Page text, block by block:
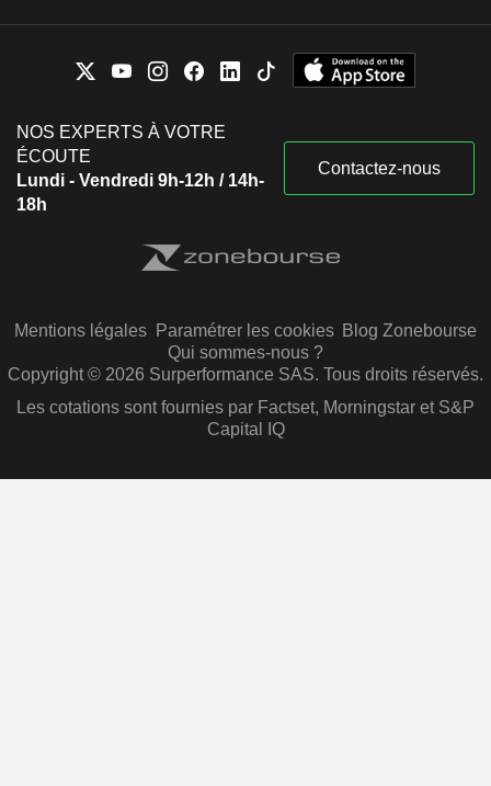
NOS EXPERTS À VOTRE
ÉCOUTE
Lundi - Vendredi 9h-12h / 14h-
18h
Contactez-nous
Mentions légales Paramétrer les cookies Blog Zonebourse
Qui sommes-nous ?
Copyright © 2026 Surperformance SAS. Tous droits réservés.
Les cotations sont fournies par Factset, Morningstar et S&P
Capital IQ